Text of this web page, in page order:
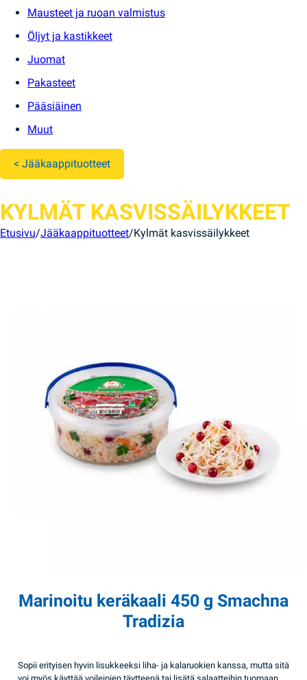
Mausteet ja ruoan valmistus
Öljyt ja kastikkeet
Juomat
Pakasteet
Pääsiäinen
Muut
< Jääkaappituotteet
KYLMÄT KASVISSÄILYKKEET
Etusivu/Jääkaappituotteet/Kylmät kasvissäilykkeet
Marinoitu keräkaali 450 g Smachna
Tradizia
Sopii erityisen hyvin lisukkeeksi liha- ja kalaruokien kanssa, mutta sitä